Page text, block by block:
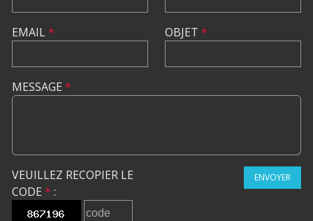
EMAIL* OBJET *
MESSAGE *
VEUILLEZ RECOPIER LE
CODE * :
ENVOYER